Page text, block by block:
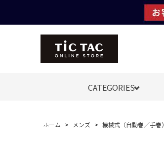
CATEGORIES
ホーム > メンズ > 機械式（自動巻／手巻）